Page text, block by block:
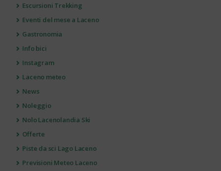
Escursioni Trekking
Eventi del mese a Laceno
Gastronomia
Info bici
Instagram
Laceno meteo
News
Noleggio
Nolo Lacenolandia Ski
Offerte
Piste da sci Lago Laceno
Previsioni Meteo Laceno